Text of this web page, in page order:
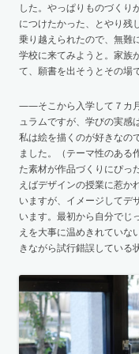
した。やっぱりものづくり
につけたかった、とやり残
乗り越えられたので、無難
学校に来てみようと。家族
て、願書を出そうとその場
——そこから入学して７カ
ュラムですが、学びの実感
私は絵を描くのが好きなの
ました。（テーマ性のある
た素材が作品づくりにぴっ
えばデザインの授業に惹か
いますが、イメージしてデ
います。最初から自分でじ
えを大事に温めきれていな
きながら試行錯誤している